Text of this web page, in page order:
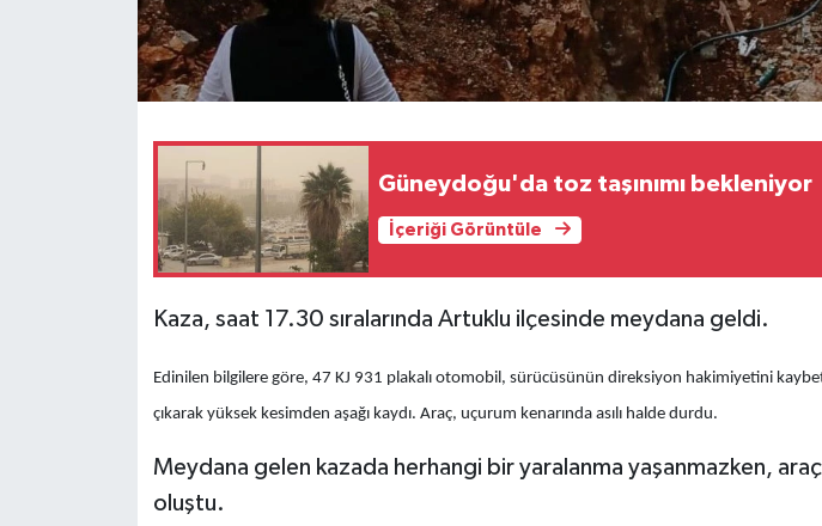
Güneydoğu'da toz taşınımı bekleniyor
İçeriği Görüntüle
Kaza, saat 17.30 sıralarında Artuklu ilçesinde meydana geldi.
Edinilen bilgilere göre, 47 KJ 931 plakalı otomobil, sürücüsünün direksiyon hakimiyetini
çıkarak yüksek kesimden aşağı kaydı. Araç, uçurum kenarında asılı halde durdu.
Meydana gelen kazada herhangi bir yaralanma yaşanmazken,
oluştu.